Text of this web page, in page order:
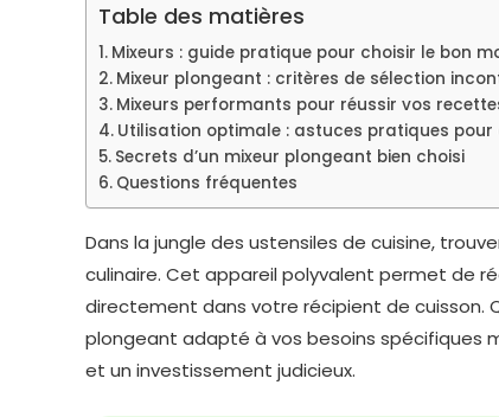
Table des matières
Mixeurs : guide pratique pour choisir le bon
Mixeur plongeant : critères de sélection
Mixeurs performants pour réussir vos
Utilisation optimale : astuces pratiques
Secrets d’un mixeur plongeant bien choisi
Questions fréquentes
Dans la jungle des ustensiles de cuisine,
culinaire. Cet appareil polyvalent permet de
directement dans votre récipient de cuisson.
plongeant adapté à vos besoins spécifiques
et un investissement judicieux.